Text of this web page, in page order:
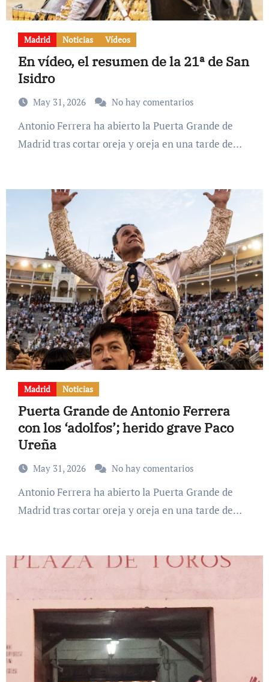
Madrid Noticias Vídeos
En vídeo, el resumen de la 21ª de San
Isidro
May 31, 2026 No hay comentarios
Antonio Ferrera ha abierto la Puerta Grande de
Madrid tras cortar oreja y oreja en una tarde de…
Madrid Noticias
Puerta Grande de Antonio Ferrera
con los ‘adolfos’; herido grave Paco
Ureña
May 31, 2026 No hay comentarios
Antonio Ferrera ha abierto la Puerta Grande de
Madrid tras cortar oreja y oreja en una tarde de…